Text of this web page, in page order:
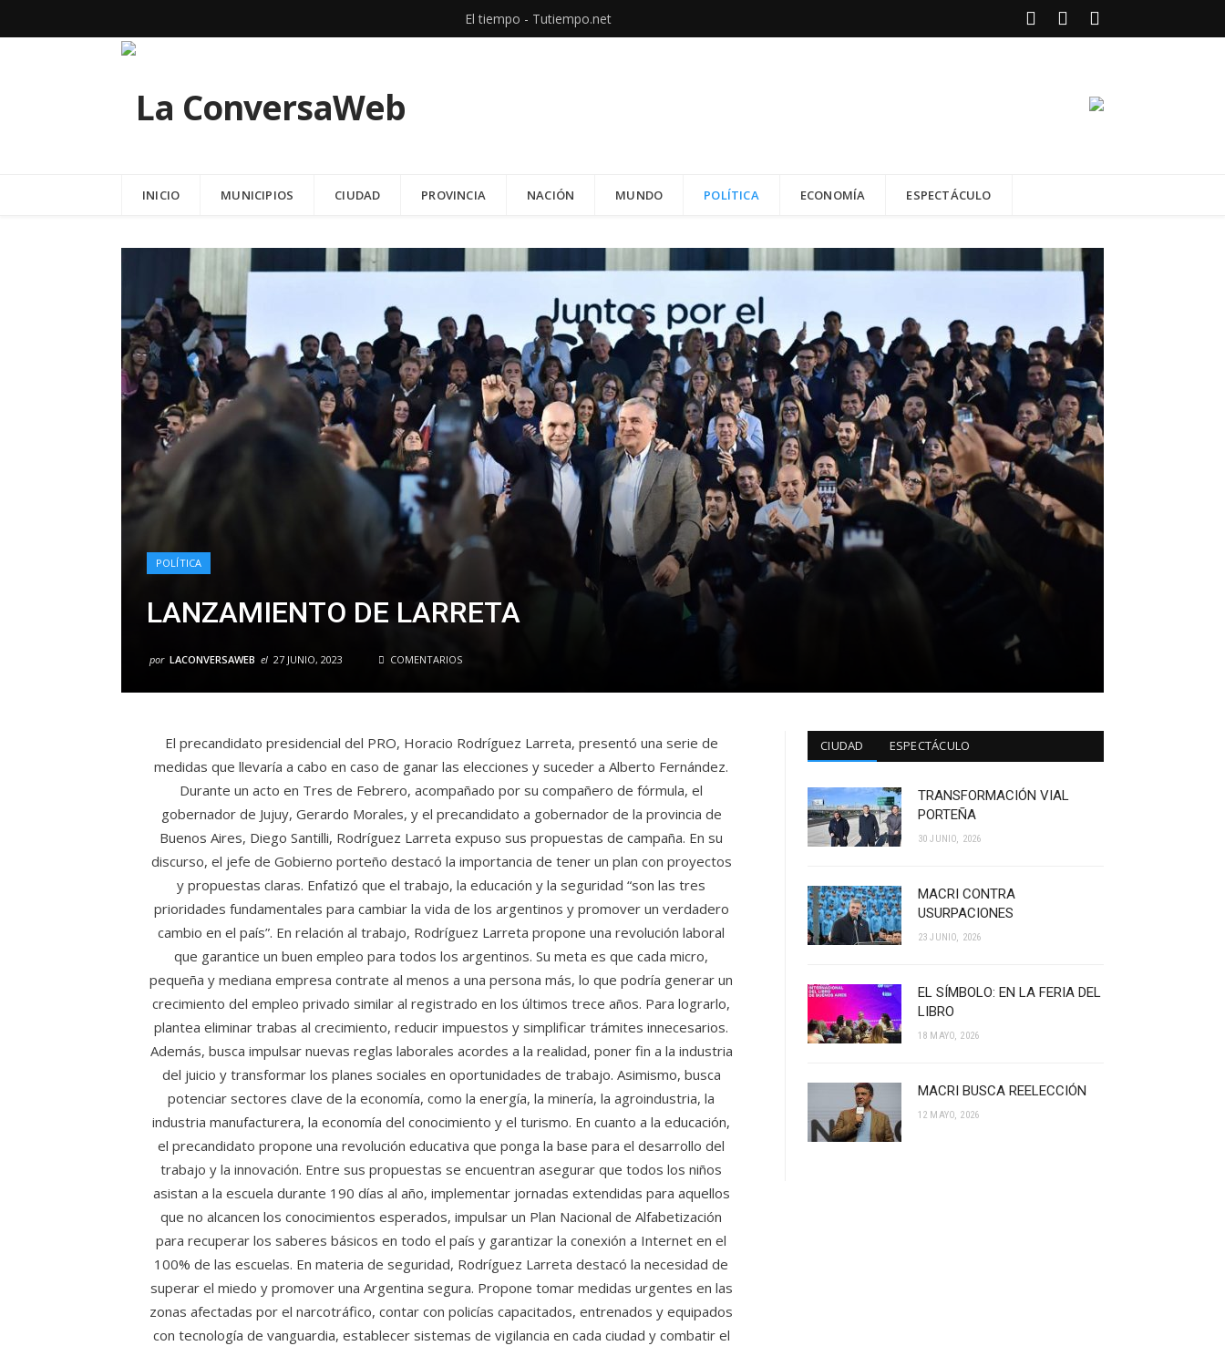
Facebook
Twitter
El tiempo - Tutiempo.net
INICIO MUNICIPIOS CIUDAD PROVINCIA NACIÓN MUNDO POLÍTICA ECONOMÍA ESPECTÁCULO
POLÍTICA
LANZAMIENTO DE LARRETA
por LACONVERSAWEB el 27 JUNIO, 2023 COMENTARIOS
El precandidato presidencial del PRO, Horacio Rodríguez Larreta, presentó una serie de
medidas que llevaría a cabo en caso de ganar las elecciones y suceder a Alberto Fernández.
Durante un acto en Tres de Febrero, acompañado por su compañero de fórmula, el
gobernador de Jujuy, Gerardo Morales, y el precandidato a gobernador de la provincia de
Buenos Aires, Diego Santilli, Rodríguez Larreta expuso sus propuestas de campaña. En su
discurso, el jefe de Gobierno porteño destacó la importancia de tener un plan con proyectos
y propuestas claras. Enfatizó que el trabajo, la educación y la seguridad “son las tres
prioridades fundamentales para cambiar la vida de los argentinos y promover un verdadero
cambio en el país”. En relación al trabajo, Rodríguez Larreta propone una revolución laboral
que garantice un buen empleo para todos los argentinos. Su meta es que cada micro,
pequeña y mediana empresa contrate al menos a una persona más, lo que podría generar un
crecimiento del empleo privado similar al registrado en los últimos trece años. Para lograrlo,
plantea eliminar trabas al crecimiento, reducir impuestos y simplificar trámites innecesarios.
Además, busca impulsar nuevas reglas laborales acordes a la realidad, poner fin a la industria
del juicio y transformar los planes sociales en oportunidades de trabajo. Asimismo, busca
potenciar sectores clave de la economía, como la energía, la minería, la agroindustria, la
industria manufacturera, la economía del conocimiento y el turismo. En cuanto a la educación,
el precandidato propone una revolución educativa que ponga la base para el desarrollo del
trabajo y la innovación. Entre sus propuestas se encuentran asegurar que todos los niños
asistan a la escuela durante 190 días al año, implementar jornadas extendidas para aquellos
que no alcancen los conocimientos esperados, impulsar un Plan Nacional de Alfabetización
para recuperar los saberes básicos en todo el país y garantizar la conexión a Internet en el
100% de las escuelas. En materia de seguridad, Rodríguez Larreta destacó la necesidad de
superar el miedo y promover una Argentina segura. Propone tomar medidas urgentes en las
zonas afectadas por el narcotráfico, contar con policías capacitados, entrenados y equipados
con tecnología de vanguardia, establecer sistemas de vigilancia en cada ciudad y combatir el
CIUDAD ESPECTÁCULO
TRANSFORMACIÓN VIAL
PORTEÑA
30 JUNIO, 2026
MACRI CONTRA
USURPACIONES
23 JUNIO, 2026
EL SÍMBOLO: EN LA FERIA DEL
LIBRO
18 MAYO, 2026
MACRI BUSCA REELECCIÓN
12 MAYO, 2026